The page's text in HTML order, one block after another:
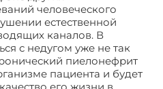
человеческого
естественной
каналов. В
с недугом уже не так
пиелонефрит
пациента и будет